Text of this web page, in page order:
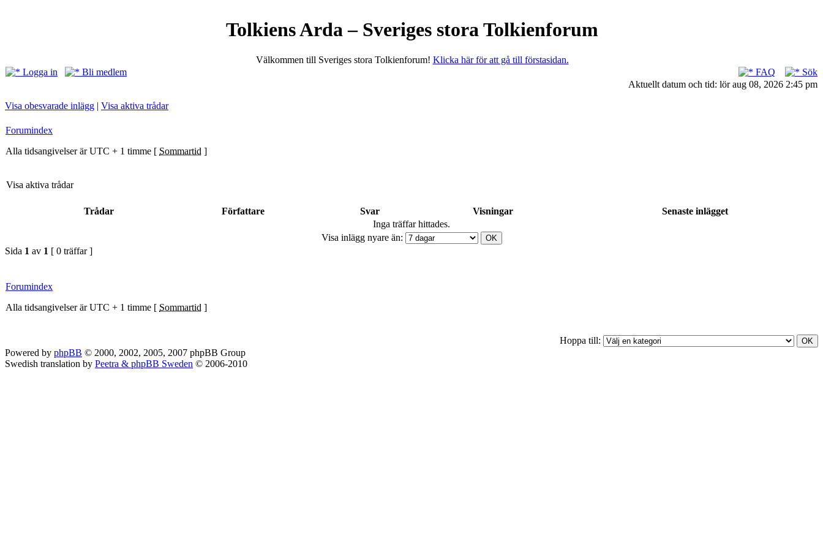
Tolkiens Arda – Sveriges stora Tolkienforum
Välkommen till Sveriges stora Tolkienforum! Klicka här för att gå till förstasidan.
Logga in
Bli medlem FAQ
Sök
Aktuellt datum och tid: lör aug 08, 2026 2:45 pm
Visa obesvarade inlägg | Visa aktiva trådar
Forumindex
Alla tidsangivelser är UTC + 1 timme [ Sommartid ]
Visa aktiva trådar
Trådar Författare Svar Visningar
Senaste inlägget
Inga träffar hittades.
Visa inlägg nyare än:
Sida 1 av 1 [ 0 träffar ]
Forumindex
Alla tidsangivelser är UTC + 1 timme [ Sommartid ]
Hoppa till:
Powered by phpBB © 2000, 2002, 2005, 2007 phpBB Group
Swedish translation by Peetra & phpBB Sweden © 2006-2010